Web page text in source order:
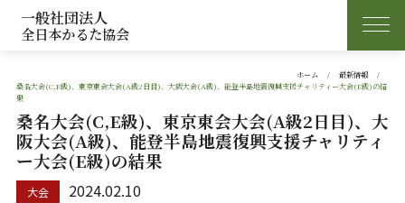
一般社団法人
全日本かるた協会
ホーム
最新情報
桑名大会(C,E級)、東京東会大会(A級2日目)、大阪大会(A級)、能登半島地震復興支援チャリティー大会(E級)の結
果
桑名大会(C,E級)、東京東会大会(A級2日目)、大
阪大会(A級)、能登半島地震復興支援チャリティ
ー大会(E級)の結果
2024.02.10